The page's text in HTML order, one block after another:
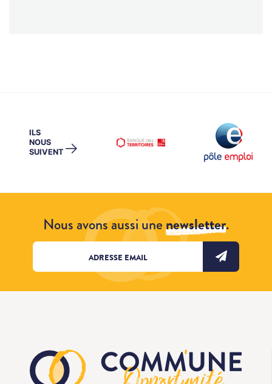
ILS
NOUS
SUIVENT →
Nous avons aussi unenewsletter.